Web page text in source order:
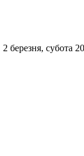
2 березня, субота